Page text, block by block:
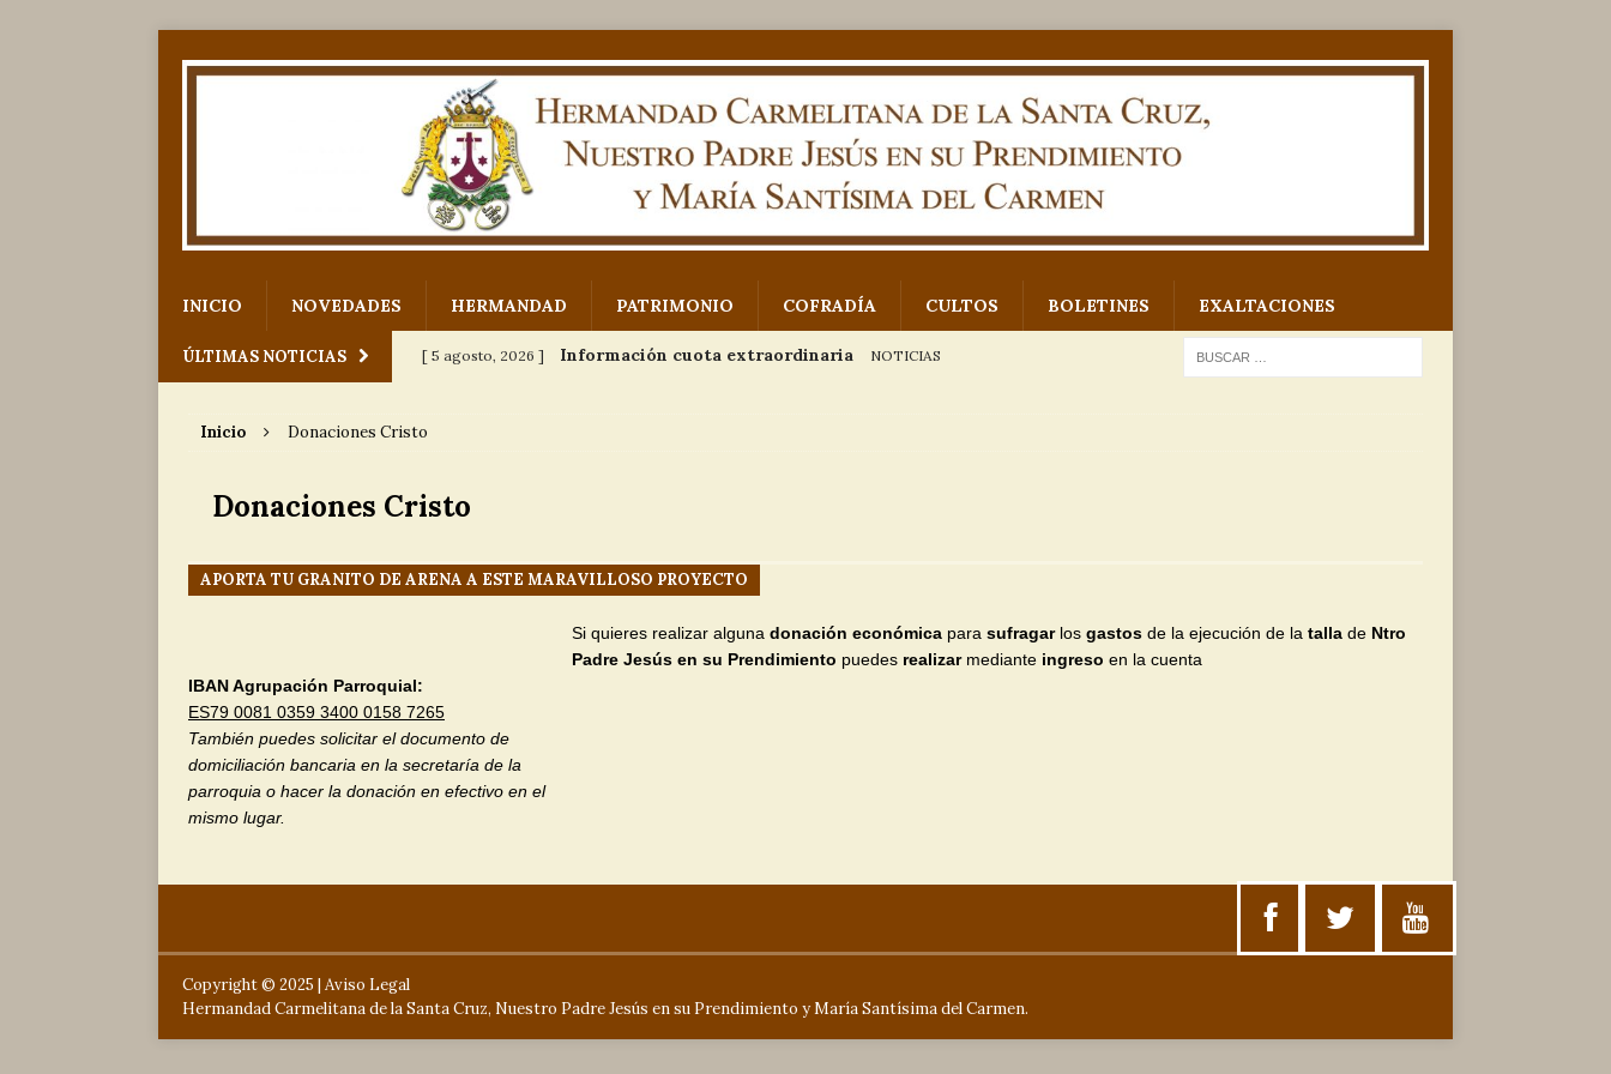
INICIO NOVEDADES HERMANDAD PATRIMONIO COFRADÍA CULTOS BOLETINES EXALTACIONES
ÚLTIMAS NOTICIAS [ 5 agosto, 2026 ] Información cuota extraordinaria
NOTICIAS
[ 6 julio, 2026 ]
Carmelo NOTICIAS
a María Santísima del Carmen 2026 CULTOS
Inicio Donaciones Cristo
Donaciones Cristo
APORTA TU GRANITO DE ARENA A ESTE MARAVILLOSO PROYECTO
Si quieres realizar alguna donación económica para sufragarlos gastos de la ejecución de la talla de Ntro
Padre Jesús en su Prendimiento puedes realizar mediante ingreso en la cuenta
IBAN Agrupación Parroquial:
ES79 0081 0359 3400 0158 7265
También puedes solicitar el documento de
domiciliación bancaria en la secretaría de la
parroquia o hacer la donación en efectivo en el
mismo lugar.
Copyright © 2025 | Aviso Legal
Hermandad Carmelitana de la Santa Cruz, Nuestro Padre Jesús en su Prendimiento y María Santísima del Carmen.